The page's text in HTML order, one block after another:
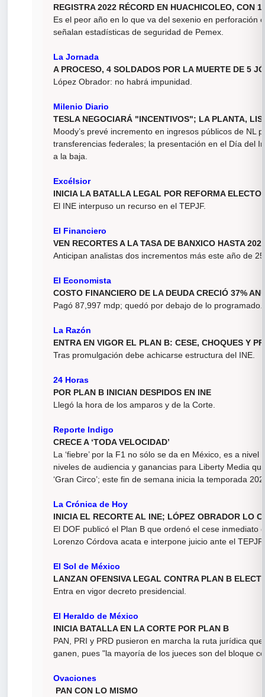
REGISTRA 2022 RÉCORD EN HUACHICOLEO, CON
Es el peor año en lo que va del sexenio en perforación
señalan estadísticas de seguridad de Pemex.
La Jornada
A PROCESO, 4 SOLDADOS POR LA MUERTE DE 5
López Obrador: no habrá impunidad.
Milenio Diario
TESLA NEGOCIARÁ "INCENTIVOS"; LA PLANTA,
Moody’s prevé incremento en ingresos públicos de NL
transferencias federales; la presentación en el Día del
a la baja.
Excélsior
INICIA LA BATALLA LEGAL POR REFORMA
El INE interpuso un recurso en el TEPJF.
El Financiero
VEN RECORTES A LA TASA DE BANXICO HASTA
Anticipan analistas dos incrementos más este año de
El Economista
COSTO FINANCIERO DE LA DEUDA CRECIÓ 37%
Pagó 87,997 mdp; quedó por debajo de lo programado.
La Razón
ENTRA EN VIGOR EL PLAN B: CESE, CHOQUES Y
Tras promulgación debe achicarse estructura del INE.
24 Horas
POR PLAN B INICIAN DESPIDOS EN INE
Llegó la hora de los amparos y de la Corte.
Reporte Indigo
CRECE A ‘TODA VELOCIDAD’
La ‘fiebre’ por la F1 no sólo se da en México, es a
niveles de audiencia y ganancias para Liberty Media
‘Gran Circo’; este fin de semana inicia la temporada
La Crónica de Hoy
INICIA EL RECORTE AL INE; LÓPEZ OBRADOR LO
El DOF publicó el Plan B que ordenó el cese inmediato
Lorenzo Córdova acata e interpone juicio ante el
El Sol de México
LANZAN OFENSIVA LEGAL CONTRA PLAN B
Entra en vigor decreto presidencial.
El Heraldo de México
INICIA BATALLA EN LA CORTE POR PLAN B
PAN, PRI y PRD pusieron en marcha la ruta jurídica
ganen, pues "la mayoría de los jueces son del bloque
Ovaciones
PAN CON LO MISMO